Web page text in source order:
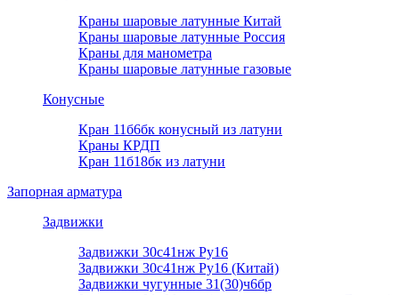
Краны шаровые латунные Китай
Краны шаровые латунные Россия
Краны для манометра
Краны шаровые латунные газовые
Конусные
Кран 11б6бк конусный из латуни
Краны КРДП
Кран 11б18бк из латуни
Запорная арматура
Задвижки
Задвижки 30с41нж Ру16
Задвижки 30с41нж Ру16 (Китай)
Задвижки чугунные 31(30)ч6бр